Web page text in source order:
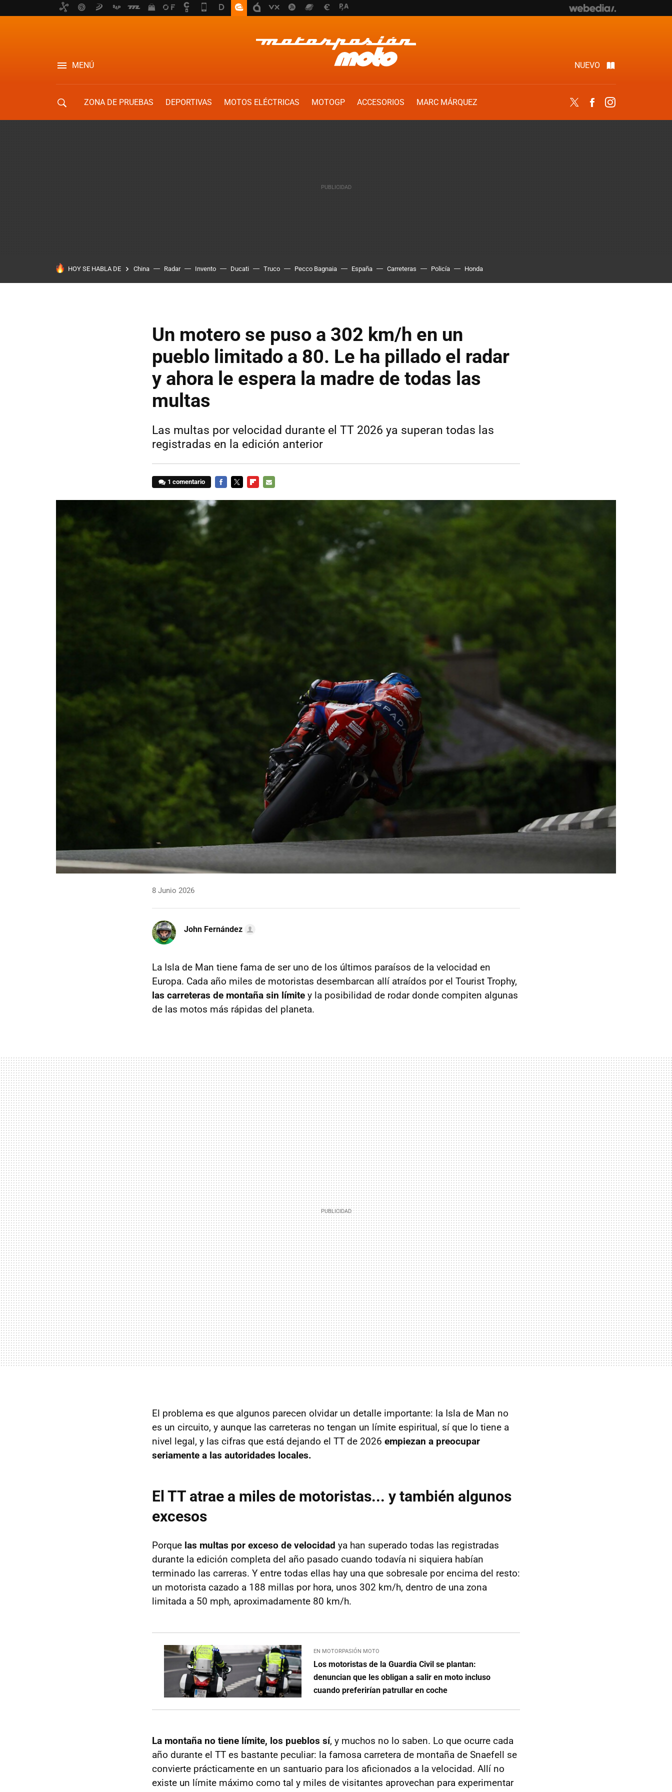
MENÚ NUEVO
ZONA DE PRUEBAS DEPORTIVAS MOTOS ELÉCTRICAS MOTOGP ACCESORIOS
MARC MÁRQUEZ
Twitter Facebook
HOY SE HABLA DE China Radar Invento Ducati Truco Pecco Bagnaia España Carreteras Policía Honda
Un motero se puso a 302 km/h en un
pueblo limitado a 80. Le ha pillado el radar
y ahora le espera la madre de todas las
multas
Las multas por velocidad durante el TT 2026 ya superan todas las
registradas en la edición anterior
1 comentario
8 Junio 2026
John Fernández
La Isla de Man tiene fama de ser uno de los últimos paraísos de la velocidad en
Europa. Cada año miles de motoristas desembarcan allí atraídos por el Tourist Trophy,
las carreteras de montaña sin límite y la posibilidad de rodar donde compiten algunas
de las motos más rápidas del planeta.
El problema es que algunos parecen olvidar un detalle importante: la Isla de Man no
es un circuito, y aunque las carreteras no tengan un límite espiritual, sí que lo tiene a
nivel legal, y las cifras que está dejando el TT de 2026 empiezan a preocupar
seriamente a las autoridades locales.
El TT atrae a miles de motoristas... y también algunos
excesos
Porque las multas por exceso de velocidad ya han superado todas las registradas
durante la edición completa del año pasado cuando todavía ni siquiera habían
terminado las carreras. Y entre todas ellas hay una que sobresale por encima del resto:
un motorista cazado a 188 millas por hora, unos 302 km/h, dentro de una zona
limitada a 50 mph, aproximadamente 80 km/h.
EN MOTORPASIÓN MOTO
Los motoristas de la Guardia Civil se plantan:
denuncian que les obligan a salir en moto incluso
cuando preferirían patrullar en coche
La montaña no tiene límite, los pueblos sí, y muchos no lo saben. Lo que ocurre cada
año durante el TT es bastante peculiar: la famosa carretera de montaña de Snaefell se
convierte prácticamente en un santuario para los aficionados a la velocidad. Allí no
existe un límite máximo como tal y miles de visitantes aprovechan para experimentar